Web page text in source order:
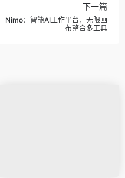
下一篇
Nimo：智能AI工作平台，无限画
布整合多工具